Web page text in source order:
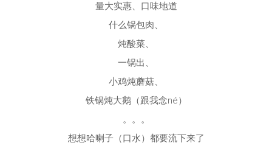
量大实惠、口味地道
什么锅包肉、
炖酸菜、
一锅出、
小鸡炖蘑菇、
铁锅炖大鹅（跟我念né）
。。。
想想哈喇子（口水）都要流下来了